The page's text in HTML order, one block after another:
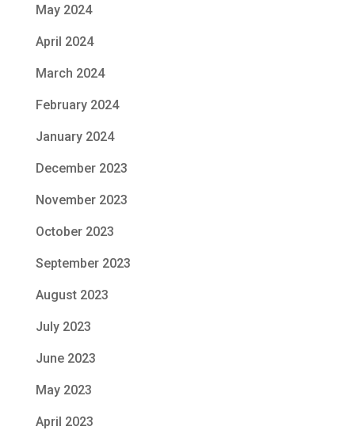
May 2024
April 2024
March 2024
February 2024
January 2024
December 2023
November 2023
October 2023
September 2023
August 2023
July 2023
June 2023
May 2023
April 2023